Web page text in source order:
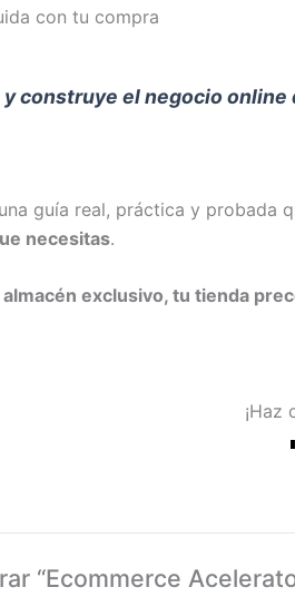
con tu compra
y construye el negocio
guía real, práctica y probada
necesitas.
exclusivo, tu tienda
¡Haz
“Ecommerce